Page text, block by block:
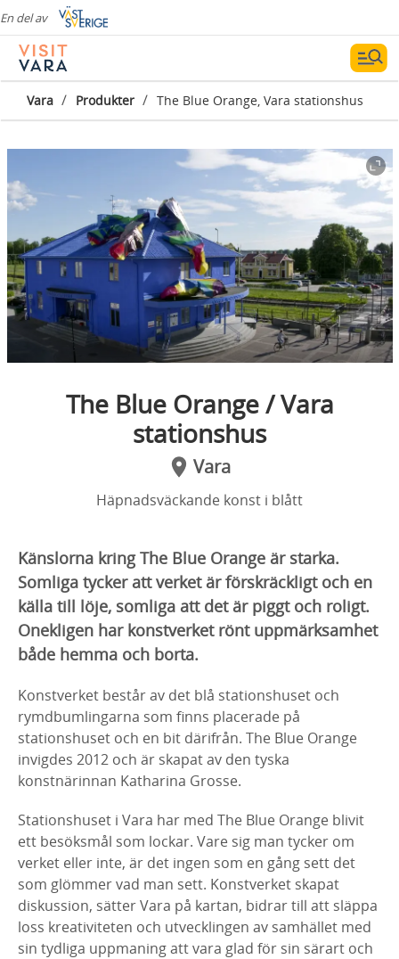
En del av
Vara / Produkter / The Blue Orange, Vara stationshus
The Blue Orange / Vara
stationshus
Vara
Häpnadsväckande konst i blått
Känslorna kring The Blue Orange är starka.
Somliga tycker att verket är förskräckligt och en
källa till löje, somliga att det är piggt och roligt.
Onekligen har konstverket rönt uppmärksamhet
både hemma och borta.
Konstverket består av det blå stationshuset och
rymdbumlingarna som finns placerade på
stationshuset och en bit därifrån. The Blue Orange
invigdes 2012 och är skapat av den tyska
konstnärinnan Katharina Grosse.
Stationshuset i Vara har med The Blue Orange blivit
ett besöksmål som lockar. Vare sig man tycker om
verket eller inte, är det ingen som en gång sett det
som glömmer vad man sett. Konstverket skapat
diskussion, sätter Vara på kartan, bidrar till att släppa
loss kreativiteten och utvecklingen av samhället med
sin tydliga uppmaning att vara glad för sin särart och